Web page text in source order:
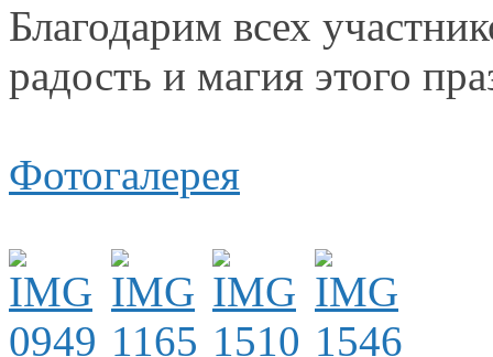
Благодарим всех
радость и магия этого
Фотогалерея